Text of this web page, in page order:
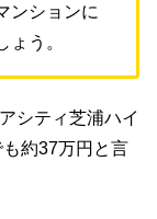
ンションに
う。
シティ芝浦ハイ
約37万円と言